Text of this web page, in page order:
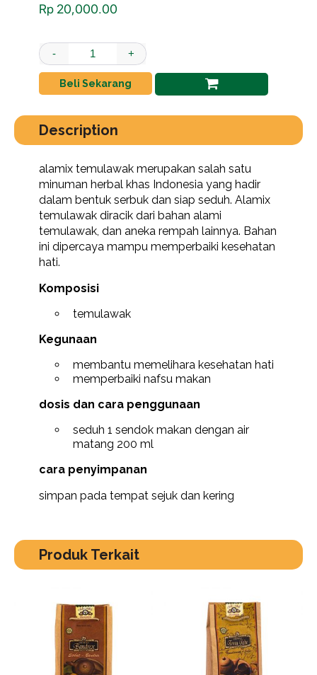
Rp 20,000.00
temulawak alamix 1/4 kg kemasan lux quantity
- +
Beli Sekarang
Description
alamix temulawak merupakan salah satu
minuman herbal khas Indonesia yang hadir
dalam bentuk serbuk dan siap seduh. Alamix
temulawak diracik dari bahan alami
temulawak, dan aneka rempah lainnya. Bahan
ini dipercaya mampu memperbaiki kesehatan
hati.
Komposisi
temulawak
Kegunaan
membantu memelihara kesehatan hati
memperbaiki nafsu makan
dosis dan cara penggunaan
seduh 1 sendok makan dengan air
matang 200 ml
cara penyimpanan
simpan pada tempat sejuk dan kering
Produk Terkait